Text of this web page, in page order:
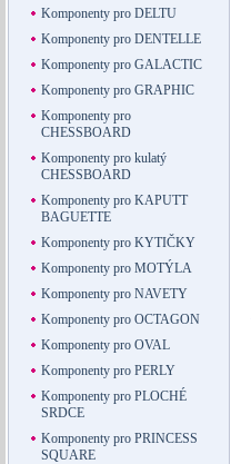
Komponenty pro DELTU
Komponenty pro DENTELLE
Komponenty pro GALACTIC
Komponenty pro GRAPHIC
Komponenty pro
CHESSBOARD
Komponenty pro kulatý
CHESSBOARD
Komponenty pro KAPUTT
BAGUETTE
Komponenty pro KYTIČKY
Komponenty pro MOTÝLA
Komponenty pro NAVETY
Komponenty pro OCTAGON
Komponenty pro OVAL
Komponenty pro PERLY
Komponenty pro PLOCHÉ
SRDCE
Komponenty pro PRINCESS
SQUARE